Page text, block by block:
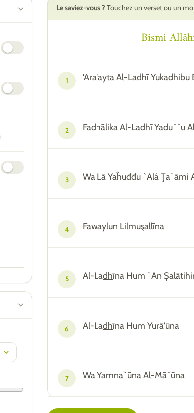
Le saviez-vous ? Touchez un verset ou un
Bismi
1 'Ara'ayta Al-Ladhī Yukadhibu
2 Fadhālika Al-Ladhī Yadu``u
3 Wa Lā Yaĥuđđu `Alá Ţa`āmi
4 Fawaylun Lilmuşallīna
5 Al-Ladhīna Hum `An
6 Al-Ladhīna Hum Yurā'ūna
7 Wa Yamna`ūna Al-Mā`ūna